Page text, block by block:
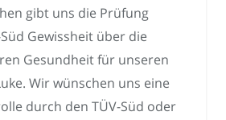
gibt uns die Prüfung
Gewissheit über die
Gesundheit für unseren
Wir wünschen uns eine
durch den TÜV-Süd oder